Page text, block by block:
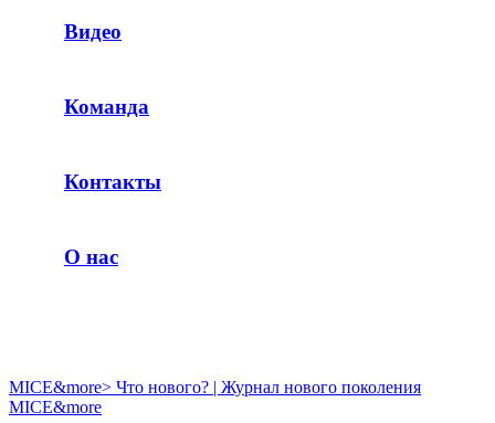
Видео
Команда
Контакты
О нас
MICE&more> Что нового? | Журнал нового поколения
MICE&more